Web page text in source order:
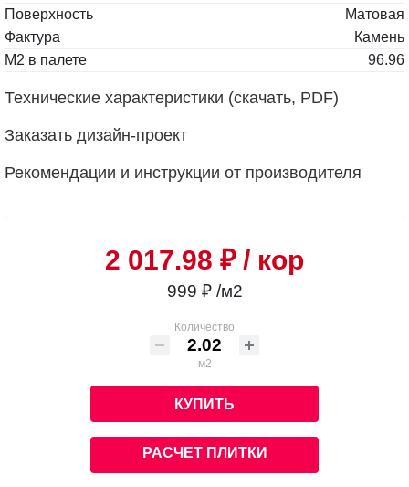
Поверхность
Матовая
Фактура
Камень
М2 в палете
96.96
Технические характеристики (скачать, PDF)
Заказать дизайн-проект
Рекомендации и инструкции от производителя
2 017.98 ₽/ кор
999 ₽ /м2
Количество
м2
КУПИТЬ
РАСЧЕТ ПЛИТКИ